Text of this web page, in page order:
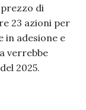
di
23 azioni per
in adesione e
verrebbe
2025.